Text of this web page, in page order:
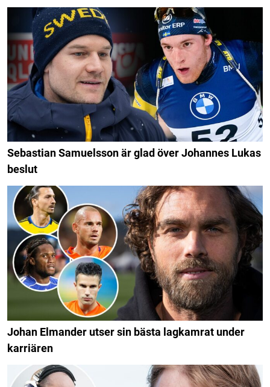
Sebastian Samuelsson är glad över Johannes Lukas
beslut
Johan Elmander utser sin bästa lagkamrat under
karriären